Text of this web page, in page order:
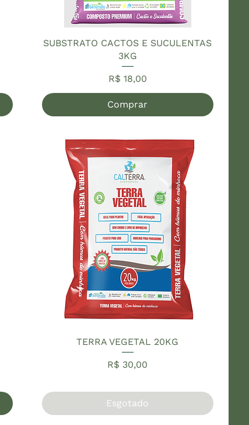
SUBSTRATO CACTOS E SUCULENTAS
3KG
Preço
R$ 18,00
Comprar
TERRA VEGETAL 20KG
Preço
R$ 30,00
Esgotado